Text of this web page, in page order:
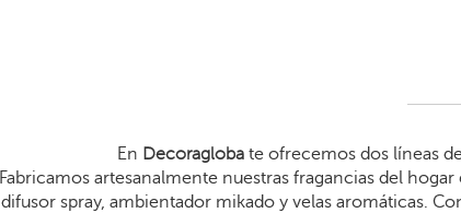
En Decoraglobate ofrecemos dos líneas
Fabricamos artesanalmente nuestras fragancias del
difusor spray, ambientador mikado y velas aromáticas.